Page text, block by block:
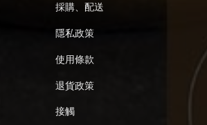
採購、配送
隱私政策
使用條款
退貨政策
接觸